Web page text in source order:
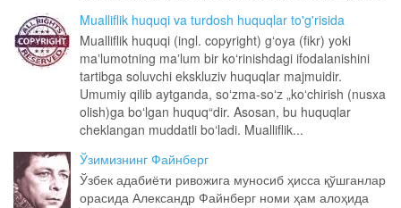
Mualliflik huquqi va turdosh huquqlar to'g'risida
Mualliflik huquqi (ingl. copyright) gʻoya (fikr) yoki
maʼlumotning maʼlum bir koʻrinishdagi ifodalanishini
tartibga soluvchi ekskluziv huquqlar majmuidir.
Umumiy qilib aytganda, soʻzma-soʻz „koʻchirish (nusxa
olish)ga boʻlgan huquq“dir. Asosan, bu huquqlar
cheklangan muddatli boʻladi. Mualliflik...
Ўзимизнинг Файнберг
Ўзбек адабиёти ривожига муносиб ҳисса қўшганлар
орасида Александр Файнберг номи ҳам алоҳида